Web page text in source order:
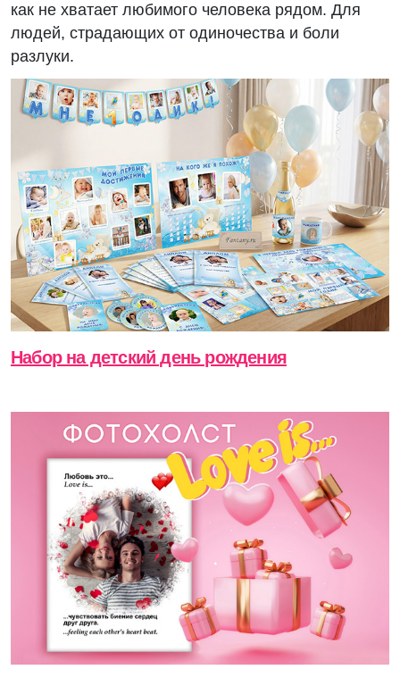
как не хватает любимого человека рядом. Для
людей, страдающих от одиночества и боли
разлуки.
Набор на детский день рождения